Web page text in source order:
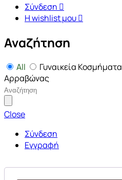
Σύνδεση
Η wishlist μου
Αναζήτηση
All Γυναικεία Κοσμήματα
Αρραβώνας
Close
Σύνδεση
Εγγραφή